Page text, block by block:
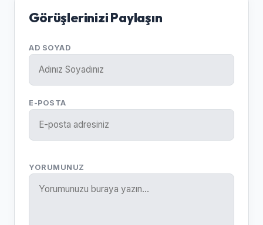
Görüşlerinizi Paylaşın
AD SOYAD
E-POSTA
YORUMUNUZ